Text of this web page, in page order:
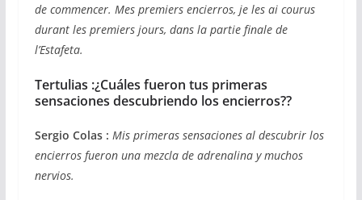
de commencer. Mes premiers encierros, je les ai courus
durant les premiers jours, dans la partie finale de
l’Estafeta.
Tertulias :¿Cuáles fueron tus primeras
sensaciones descubriendo los encierros??
Sergio Colas : Mis primeras sensaciones al descubrir los
encierros fueron una mezcla de adrenalina y muchos
nervios.